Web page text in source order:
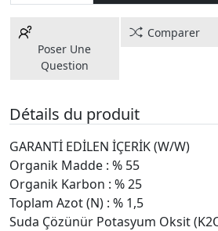
Poser Une
Question
Comparer
Détails du produit
GARANTİ EDİLEN İÇERİK (W/W)
Organik Madde : % 55
Organik Karbon : % 25
Toplam Azot (N) : % 1,5
Suda Çözünür Potasyum Oksit